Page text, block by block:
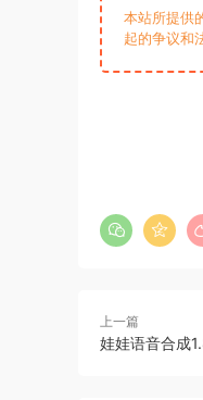
本站所提供
起的争议和
上一篇
娃娃语音合成